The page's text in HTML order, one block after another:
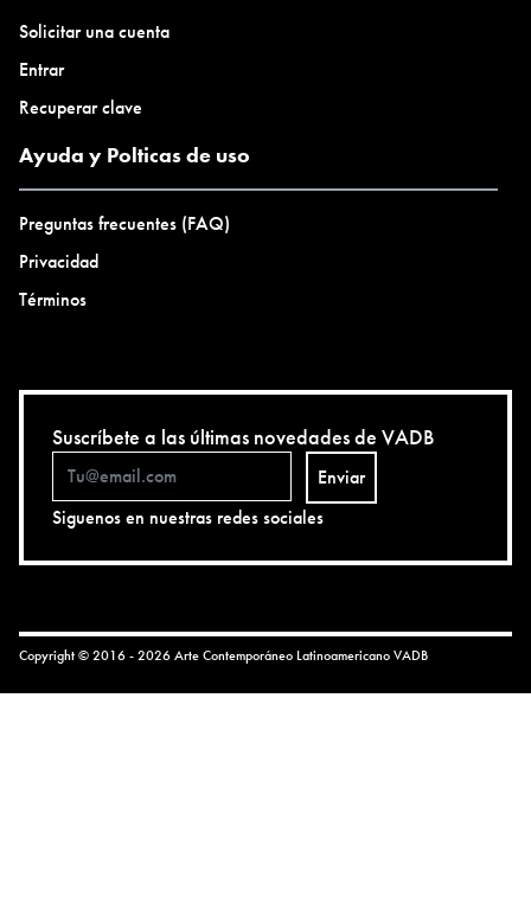
Solicitar una cuenta
Entrar
Recuperar clave
Ayuda y Polticas de uso
Preguntas frecuentes (FAQ)
Privacidad
Términos
Suscríbete a las últimas novedades de VADB
Enviar
Siguenos en nuestras redes sociales
Copyright © 2016 - 2026 Arte Contemporáneo LatinoamericanoVADB